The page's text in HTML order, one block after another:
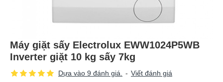
Máy giặt sấy Electrolux EWW1024P5WB
Inverter giặt 10 kg sấy 7kg
Dựa vào 9 đánh giá. - Viết đánh giá